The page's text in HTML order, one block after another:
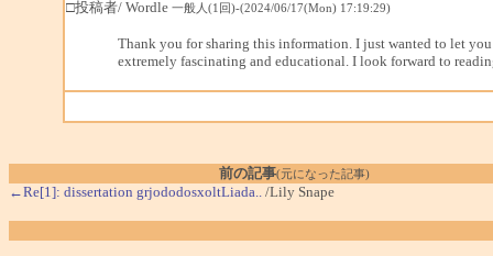
□投稿者/ Wordle 一般人(1回)-(2024/06/17(Mon) 17:19:29)
Thank you for sharing this information. I just wanted to let
extremely fascinating and educational. I look forward to
前の記事(元になった記事)
←Re[1]: dissertation grjododosxoltLiada.. /Lily Snape